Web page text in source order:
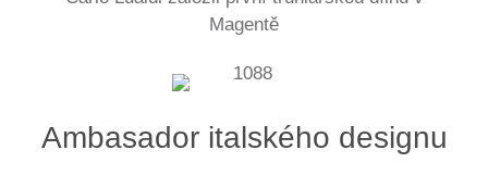
Magentě
Ambasador italského designu